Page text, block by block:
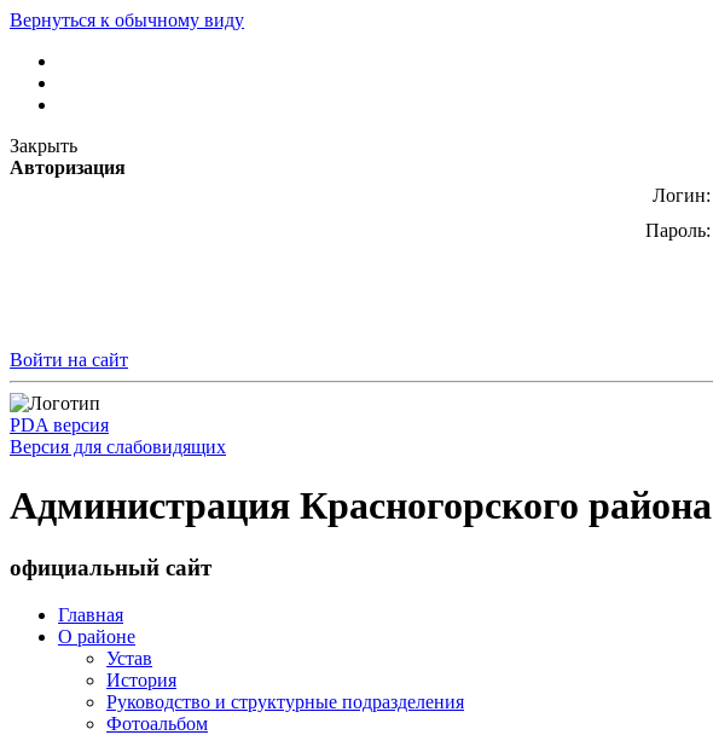
Вернуться к обычному виду
Закрыть
Авторизация
Логин:
Пароль:
Войти на сайт
PDA версия
Версия для слабовидящих
Администрация Красногорского района
официальный сайт
Главная
О районе
Устав
История
Руководство и структурные подразделения
Фотоальбом